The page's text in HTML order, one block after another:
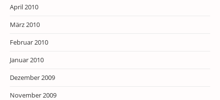
April 2010
März 2010
Februar 2010
Januar 2010
Dezember 2009
November 2009